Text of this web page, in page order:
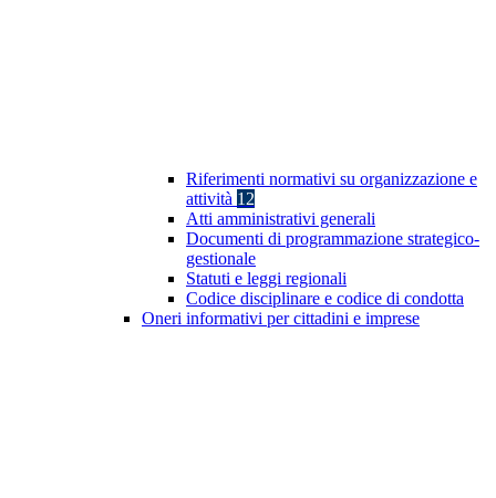
Riferimenti normativi su organizzazione e
attività 12
Atti amministrativi generali
Documenti di programmazione strategico-
gestionale
Statuti e leggi regionali
Codice disciplinare e codice di condotta
Oneri informativi per cittadini e imprese